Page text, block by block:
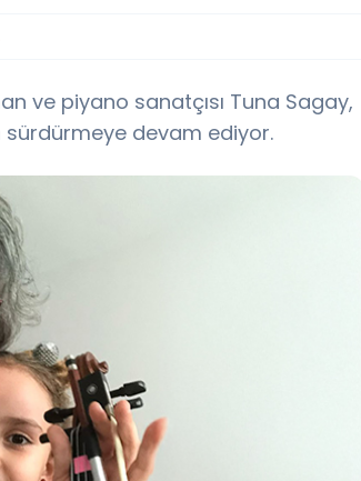
ve piyano sanatçısı Tuna Sagay,
sürdürmeye devam ediyor.